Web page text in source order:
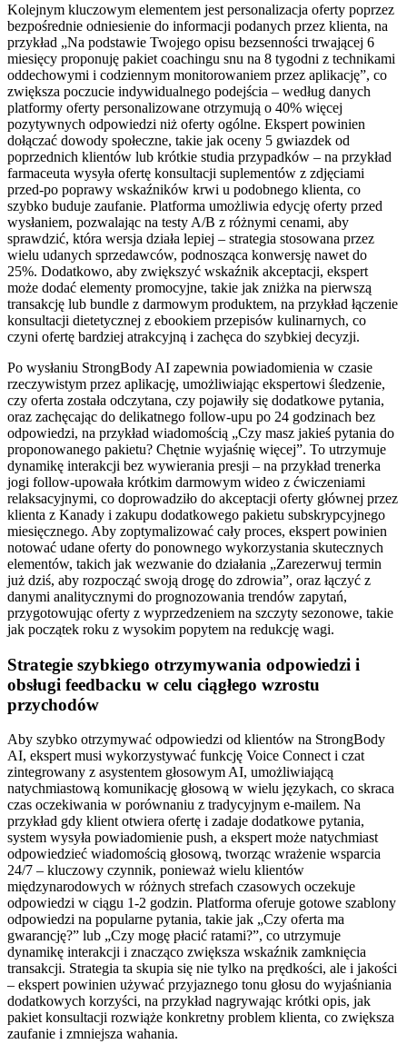
Kolejnym kluczowym elementem jest personalizacja oferty poprzez
bezpośrednie odniesienie do informacji podanych przez klienta, na
przykład „Na podstawie Twojego opisu bezsenności trwającej 6
miesięcy proponuję pakiet coachingu snu na 8 tygodni z technikami
oddechowymi i codziennym monitorowaniem przez aplikację”, co
zwiększa poczucie indywidualnego podejścia – według danych
platformy oferty personalizowane otrzymują o 40% więcej
pozytywnych odpowiedzi niż oferty ogólne. Ekspert powinien
dołączać dowody społeczne, takie jak oceny 5 gwiazdek od
poprzednich klientów lub krótkie studia przypadków – na przykład
farmaceuta wysyła ofertę konsultacji suplementów z zdjęciami
przed-po poprawy wskaźników krwi u podobnego klienta, co
szybko buduje zaufanie. Platforma umożliwia edycję oferty przed
wysłaniem, pozwalając na testy A/B z różnymi cenami, aby
sprawdzić, która wersja działa lepiej – strategia stosowana przez
wielu udanych sprzedawców, podnosząca konwersję nawet do
25%. Dodatkowo, aby zwiększyć wskaźnik akceptacji, ekspert
może dodać elementy promocyjne, takie jak zniżka na pierwszą
transakcję lub bundle z darmowym produktem, na przykład łączenie
konsultacji dietetycznej z ebookiem przepisów kulinarnych, co
czyni ofertę bardziej atrakcyjną i zachęca do szybkiej decyzji.
Po wysłaniu StrongBody AI zapewnia powiadomienia w czasie
rzeczywistym przez aplikację, umożliwiając ekspertowi śledzenie,
czy oferta została odczytana, czy pojawiły się dodatkowe pytania,
oraz zachęcając do delikatnego follow-upu po 24 godzinach bez
odpowiedzi, na przykład wiadomością „Czy masz jakieś pytania do
proponowanego pakietu? Chętnie wyjaśnię więcej”. To utrzymuje
dynamikę interakcji bez wywierania presji – na przykład trenerka
jogi follow-upowała krótkim darmowym wideo z ćwiczeniami
relaksacyjnymi, co doprowadziło do akceptacji oferty głównej przez
klienta z Kanady i zakupu dodatkowego pakietu subskrypcyjnego
miesięcznego. Aby zoptymalizować cały proces, ekspert powinien
notować udane oferty do ponownego wykorzystania skutecznych
elementów, takich jak wezwanie do działania „Zarezerwuj termin
już dziś, aby rozpocząć swoją drogę do zdrowia”, oraz łączyć z
danymi analitycznymi do prognozowania trendów zapytań,
przygotowując oferty z wyprzedzeniem na szczyty sezonowe, takie
jak początek roku z wysokim popytem na redukcję wagi.
Strategie szybkiego otrzymywania odpowiedzi i
obsługi feedbacku w celu ciągłego wzrostu
przychodów
Aby szybko otrzymywać odpowiedzi od klientów na StrongBody
AI, ekspert musi wykorzystywać funkcję Voice Connect i czat
zintegrowany z asystentem głosowym AI, umożliwiającą
natychmiastową komunikację głosową w wielu językach, co skraca
czas oczekiwania w porównaniu z tradycyjnym e-mailem. Na
przykład gdy klient otwiera ofertę i zadaje dodatkowe pytania,
system wysyła powiadomienie push, a ekspert może natychmiast
odpowiedzieć wiadomością głosową, tworząc wrażenie wsparcia
24/7 – kluczowy czynnik, ponieważ wielu klientów
międzynarodowych w różnych strefach czasowych oczekuje
odpowiedzi w ciągu 1-2 godzin. Platforma oferuje gotowe szablony
odpowiedzi na popularne pytania, takie jak „Czy oferta ma
gwarancję?” lub „Czy mogę płacić ratami?”, co utrzymuje
dynamikę interakcji i znacząco zwiększa wskaźnik zamknięcia
transakcji. Strategia ta skupia się nie tylko na prędkości, ale i jakości
– ekspert powinien używać przyjaznego tonu głosu do wyjaśniania
dodatkowych korzyści, na przykład nagrywając krótki opis, jak
pakiet konsultacji rozwiąże konkretny problem klienta, co zwiększa
zaufanie i zmniejsza wahania.